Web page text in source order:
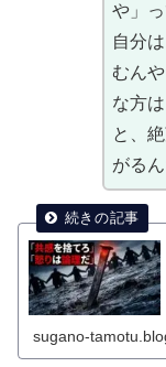
や」
自分
むん
な方
と、
がる
sugano-